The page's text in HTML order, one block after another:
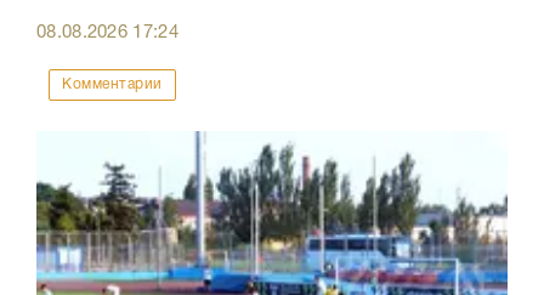
08.08.2026 17:24
Комментарии